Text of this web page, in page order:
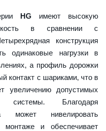
HG имеют высокую
в сравнении с
конструкция
одинаковые нагрузки в
а профиль дорожки
контакт с шариками, что в
увеличению допустимых
Благодаря
может нивелировать
монтаже и обеспечивает